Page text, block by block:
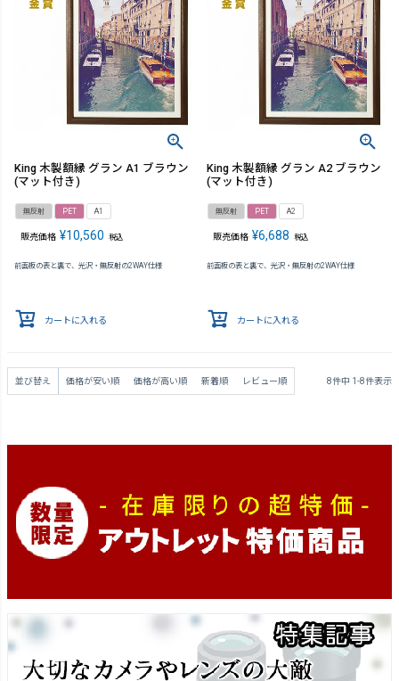
King 木製額縁 グラン A1 ブラウン
(マット付き)
無反射 PET A1
販売価格 ¥10,560 税込
前面板の表と裏で、光沢・無反射の2WAY仕様
カートに入れる
King 木製額縁 グラン A2 ブラウン
(マット付き)
無反射 PET A2
販売価格 ¥6,688 税込
前面板の表と裏で、光沢・無反射の2WAY仕様
カートに入れる
並び替え 価格が安い順 価格が高い順 新着順 レビュー順 8件中 1 -8件表示